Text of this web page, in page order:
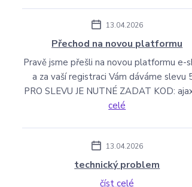
13.04.2026
Přechod na novou platformu
Pravě jsme přešli na novou platformu e-
a za vaší registraci Vám dáváme slevu
PRO SLEVU JE NUTNÉ ZADAT KOD:
celé
13.04.2026
technický problem
číst celé